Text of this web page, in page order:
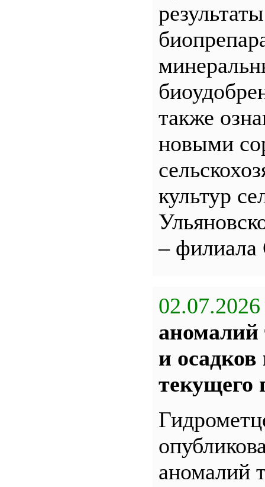
также
новыми
культур
–
02.07.2026
аномалий
и
текущего
аномалий